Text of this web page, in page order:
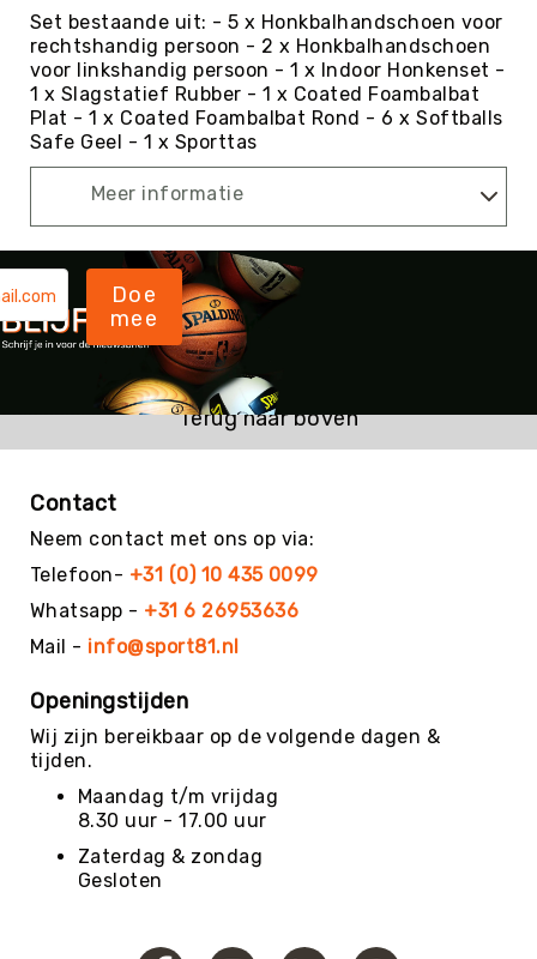
Hockey
Honk-
&
Softbal
Jeu
Boules
Kin-
Ball
&
Omnikin®
Klimmen
Korfbal
Knotshockey
(MTB)
Oriëntatie
Padel
Pickleball
Poull
Ball
Rugby
Slacklinen
Set bestaande uit: - 5 x Honkbalhandschoen voor
rechtshandig persoon - 2 x Honkbalhandschoen
voor linkshandig persoon - 1 x Indoor Honkenset -
1 x Slagstatief Rubber - 1 x Coated Foambalbat
Plat - 1 x Coated Foambalbat Rond - 6 x Softballs
Safe Geel - 1 x Sporttas
Meer informatie
Doe
mee
Terug naar boven
Contact
Neem contact met ons op via:
Telefoon- +31 (0) 10 435 0099
Whatsapp - +31 6 26953636
Mail - info@sport81.nl
Openingstijden
Wij zijn bereikbaar op de volgende dagen &
tijden.
Maandag t/m vrijdag
8.30 uur - 17.00 uur
Zaterdag & zondag
Gesloten